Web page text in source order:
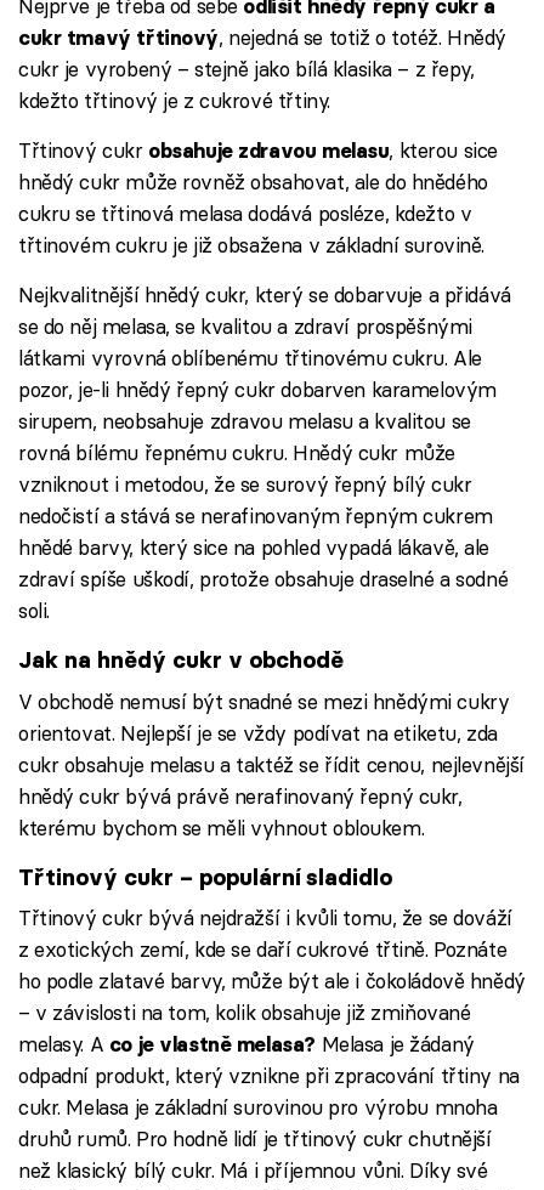
Nejprve je třeba od sebe odlišit hnědý řepný cukr a
cukr tmavý třtinový, nejedná se totiž o totéž. Hnědý
cukr je vyrobený – stejně jako bílá klasika – z řepy,
kdežto třtinový je z cukrové třtiny.
Třtinový cukr obsahuje zdravou melasu, kterou sice
hnědý cukr může rovněž obsahovat, ale do hnědého
cukru se třtinová melasa dodává posléze, kdežto v
třtinovém cukru je již obsažena v základní surovině.
Nejkvalitnější hnědý cukr, který se dobarvuje a přidává
se do něj melasa, se kvalitou a zdraví prospěšnými
látkami vyrovná oblíbenému třtinovému cukru. Ale
pozor, je-li hnědý řepný cukr dobarven karamelovým
sirupem, neobsahuje zdravou melasu a kvalitou se
rovná bílému řepnému cukru. Hnědý cukr může
vzniknout i metodou, že se surový řepný bílý cukr
nedočistí a stává se nerafinovaným řepným cukrem
hnědé barvy, který sice na pohled vypadá lákavě, ale
zdraví spíše uškodí, protože obsahuje draselné a sodné
soli.
Jak na hnědý cukr v obchodě
V obchodě nemusí být snadné se mezi hnědými cukry
orientovat. Nejlepší je se vždy podívat na etiketu, zda
cukr obsahuje melasu a taktéž se řídit cenou, nejlevnější
hnědý cukr bývá právě nerafinovaný řepný cukr,
kterému bychom se měli vyhnout obloukem.
Třtinový cukr – populární sladidlo
Třtinový cukr bývá nejdražší i kvůli tomu, že se dováží
z exotických zemí, kde se daří cukrové třtině. Poznáte
ho podle zlatavé barvy, může být ale i čokoládově hnědý
– v závislosti na tom, kolik obsahuje již zmiňované
melasy. A co je vlastně melasa? Melasa je žádaný
odpadní produkt, který vznikne při zpracování třtiny na
cukr. Melasa je základní surovinou pro výrobu mnoha
druhů rumů. Pro hodně lidí je třtinový cukr chutnější
než klasický bílý cukr. Má i příjemnou vůni. Díky své